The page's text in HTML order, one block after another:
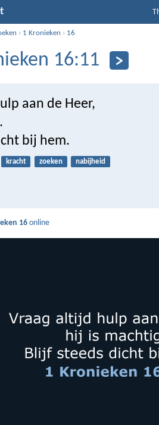
› 1 Kronieken › 16
16:11
aan de Heer,
bij hem.
kracht zoeken nabijheid
16online